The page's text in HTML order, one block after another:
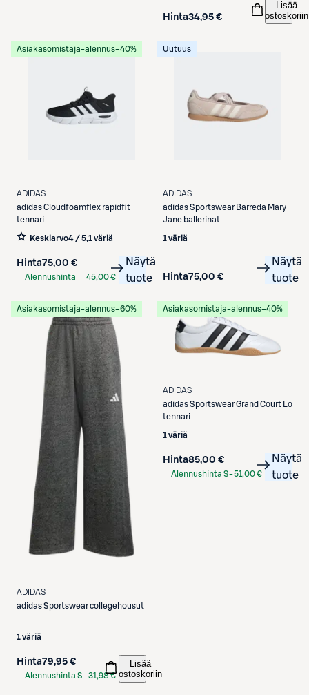
Hinta34,95 €
Lisää
ostoskoriin
Asiakasomistaja-alennus−40%
ADIDAS
adidasCloudfoamflex rapidfit
tennari
Keskiarvo4 / 5,1 väriä
Hinta75,00 €
Alennushinta
45,00 €
Näytä
tuote
Uutuus
ADIDAS
adidasSportswear Barreda Mary
Jane ballerinat
1 väriä
Hinta75,00 €
Näytä
tuote
Asiakasomistaja-alennus−60%
ADIDAS
adidasSportswear collegehousut
1 väriä
Hinta79,95 €
Alennushinta S-31,98 €
Lisää
ostoskoriin
Asiakasomistaja-alennus−40%
ADIDAS
adidasSportswear Grand Court Lo
tennari
1 väriä
Hinta85,00 €
Alennushinta S-51,00 €
Näytä
tuote